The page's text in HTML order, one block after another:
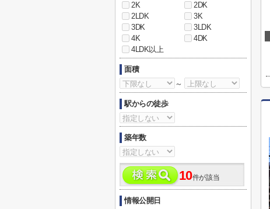
2K
2DK
2LDK
3K
3DK
3LDK
4K
4DK
4LDK以上
面積
～
駅からの徒歩
築年数
10件が該当
情報公開日